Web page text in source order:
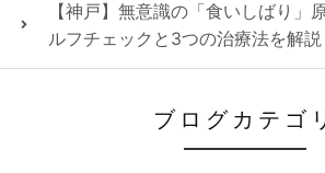
【神戸】無意識の「食いしばり」
ルフチェックと3つの治療法を解説
ブログカテゴ